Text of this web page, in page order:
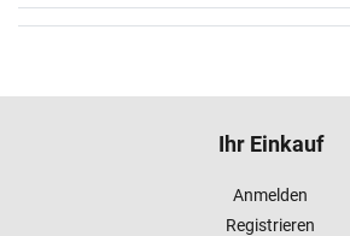
Ihr Einkauf
Anmelden
Registrieren